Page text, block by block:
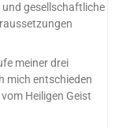
gesellschaftliche
meiner drei
mich entschieden
Heiligen Geist